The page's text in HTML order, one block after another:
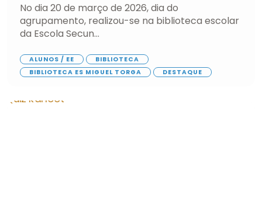
No dia 20 de março de 2026, dia do
agrupamento, realizou-se na biblioteca escolar
da Escola Secun...
ALUNOS / EE
BIBLIOTECA
BIBLIOTECA ES MIGUEL TORGA
DESTAQUE